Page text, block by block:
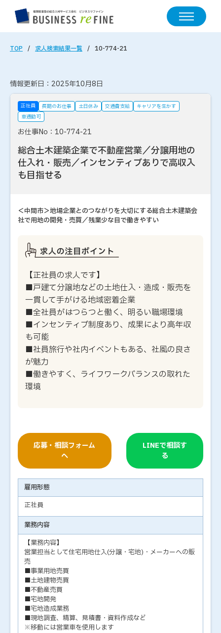
TOP 求人検索結果一覧 10-774-21
情報更新日：2025年10月8日
正社員 長期のお仕事 土日休み 交通費支給
キャリアを生かす
車通勤可
お仕事No：10-774-21
総合土木建築企業で不動産営業／分譲用地の
仕入れ・販売／インセンティブありで高収入
も目指せる
＜中間市＞地場企業とのつながりを大切にする総合土木建築会
社で用地の開発・売買／残業少な目で働きやすい
【正社員の求人です】
■戸建て分譲地などの土地仕入・造成・販売を
一貫して手がける地域密着企業
■全社員がはつらつと働く、明るい職場環境
■インセンティブ制度あり、成果により高年収
も可能
■社員旅行や社内イベントもある、社風の良さ
が魅力
■働きやすく、ライフワークバランスの取れた
環境
応募・相談フォーム
へ
LINEで相談す
る
雇用形態
正社員
業務内容
【業務内容】
営業担当として住宅用地仕入(分譲・宅地)・メーカーへの販
売
■事業用地売買
■土地建物売買
■不動産売買
■宅地開発
■宅地造成業務
■現地調査、精算、見積書・資料作成など
※移動には営業車を使用します